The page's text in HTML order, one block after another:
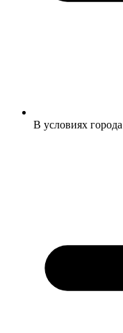
В условиях